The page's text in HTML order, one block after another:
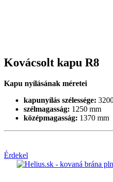
Kovácsolt kapu R8
Kapu nyílásának méretei
kapunyílás szélessége:
szélmagasság: 1250 mm
középmagasság: 1370 mm
Érdekel